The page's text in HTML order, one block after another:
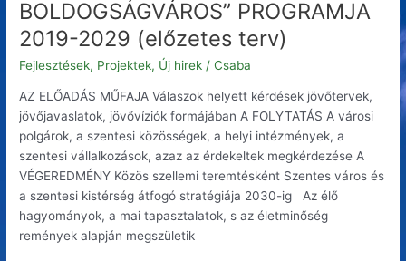
BOLDOGSÁGVÁROS” PROGRAMJA
2019-2029 (előzetes terv)
Fejlesztések, Projektek, Új hirek /Csaba
AZ ELŐADÁS MŰFAJA Válaszok helyett kérdések jövőtervek,
jövőjavaslatok, jövővíziók formájában A FOLYTATÁS A városi
polgárok, a szentesi közösségek, a helyi intézmények, a
szentesi vállalkozások, azaz az érdekeltek megkérdezése A
VÉGEREDMÉNY Közös szellemi teremtésként Szentes város és
a szentesi kistérség átfogó stratégiája 2030-ig Az élő
hagyományok, a mai tapasztalatok, s az életminőség
remények alapján megszületik